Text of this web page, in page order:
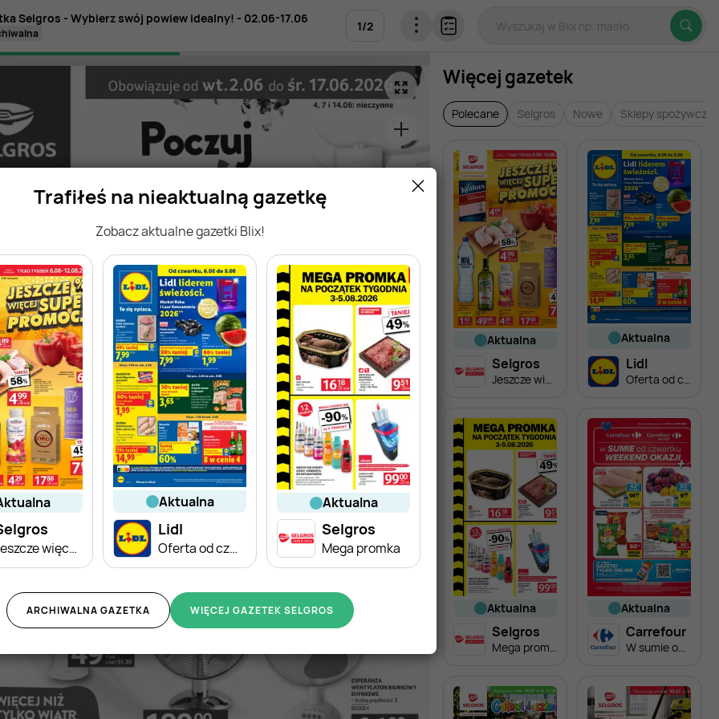
Trafiłeś na nieaktualną gazetkę
Zobacz aktualne gazetki Blix!
aktualna
Jeszcze więcej super promocji!
aktualna
Lidl
Oferta od czwartku
aktualna
Selgros
Mega promka
WIĘCEJ GAZETEK SELGROS
ARCHIWALNA GAZETKA
Selgros - Wybierz swój powiew idealny! - 02.06-17.06
1/2
Więcej gazetek
Polecane Selgros Nowe Sklepy spożywcze
aktualna
Selgros
Jeszcze więcej super promocji!
aktualna
Lidl
Oferta od czwartku
aktualna
Selgros
aktualna
Carrefour